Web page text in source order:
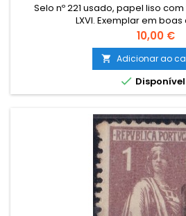
Selo nº 221 usado, papel liso
LXVI. Exemplar em
Preço
10,00 €
 Adicionar ao
 Disponível